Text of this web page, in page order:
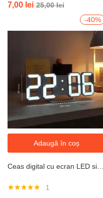
7,00 lei 25,00lei
-40%
Adaugă în coș
1